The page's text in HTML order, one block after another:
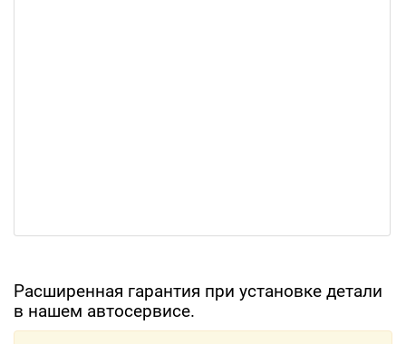
Расширенная гарантия при установке детали
в нашем автосервисе.